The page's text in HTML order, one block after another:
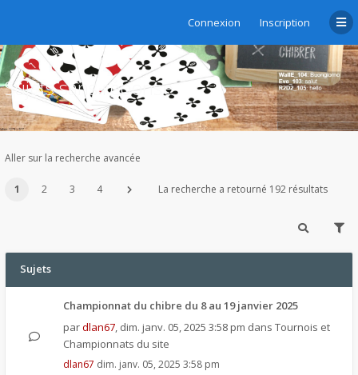
Connexion Inscription
Sujets sans réponse
Aller sur la recherche avancée
1 2 3 4 La recherche a retourné 192 résultats
Sujets
Championnat du chibre du 8 au 19 janvier 2025
pardlan67, dim. janv. 05, 2025 3:58 pm dans Tournois et
Championnats du site
dlan67 dim. janv. 05, 2025 3:58 pm